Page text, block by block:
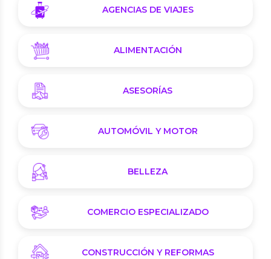
AGENCIAS DE VIAJES
ALIMENTACIÓN
ASESORÍAS
AUTOMÓVIL Y MOTOR
BELLEZA
COMERCIO ESPECIALIZADO
CONSTRUCCIÓN Y REFORMAS